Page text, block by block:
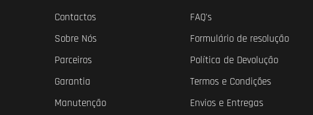
Contactos
Sobre Nós
Parceiros
Garantia
Manutenção
FAQ's
Formulário de resolução
Política de Devolução
Termos e Condições
Envios e Entregas